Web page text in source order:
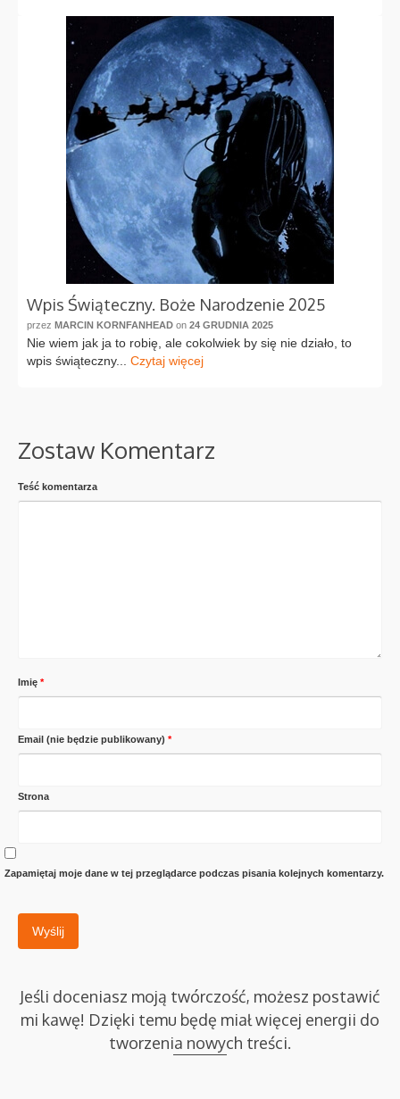
Wpis Świąteczny. Boże Narodzenie 2025
przez MARCIN KORNFANHEAD on 24 GRUDNIA 2025
Nie wiem jak ja to robię, ale cokolwiek by się nie działo, to
wpis świąteczny... Czytaj więcej
Zostaw Komentarz
Teść komentarza
Imię *
Email (nie będzie publikowany) *
Strona
Zapamiętaj moje dane w tej przeglądarce podczas pisania kolejnych komentarzy.
Jeśli doceniasz moją twórczość, możesz postawić
mi kawę! Dzięki temu będę miał więcej energii do
tworzenia nowych treści.